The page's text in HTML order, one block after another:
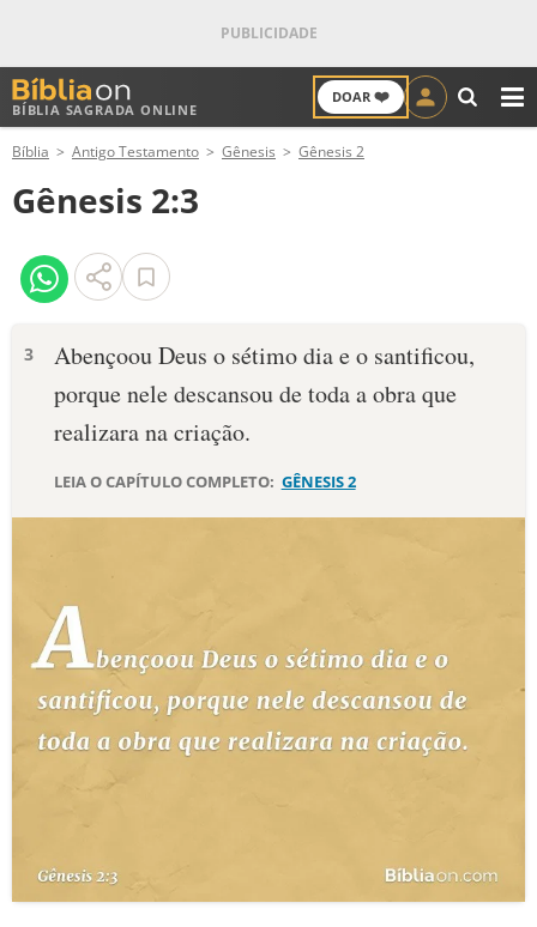
BÍBLIA SAGRADA ONLINE
DOAR ❤️
ANTIGO TESTAMENTO
NOVO TESTAMENTO
VERSÍCULOS
PALAVRA DO DIA
DEVOCIONAL DIÁRIO
ESTUDOS BÍBLICOS
ESBOÇOS DE PREGAÇÃO
PERGUNTE À BÍBLIA
TERMO BÍBLICO
Bíblia Antigo Testamento Gênesis Gênesis 2
Gênesis 2:3
3
A­bençoou Deus o sétimo dia e o santificou,
por­que nele descansou de toda a obra que
realizara na criação.
LEIA O CAPÍTULO COMPLETO: GÊNESIS 2